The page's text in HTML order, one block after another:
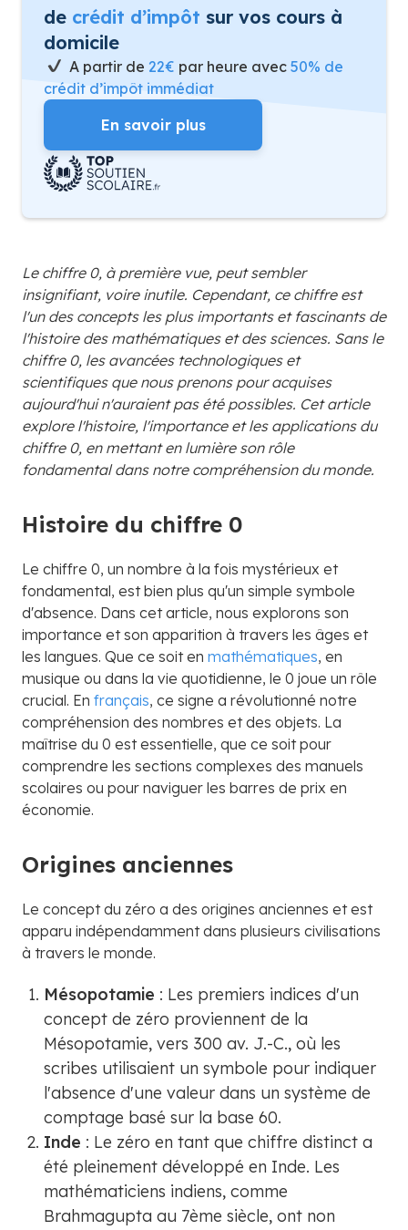
de crédit d’impôt sur vos cours à
domicile
A partir de 22€ par heure avec 50% de
crédit d’impôt immédiat
En savoir plus
Le chiffre 0, à première vue, peut sembler
insignifiant, voire inutile. Cependant, ce chiffre est
l'un des concepts les plus importants et fascinants de
l'histoire des mathématiques et des sciences. Sans le
chiffre 0, les avancées technologiques et
scientifiques que nous prenons pour acquises
aujourd'hui n'auraient pas été possibles. Cet article
explore l'histoire, l'importance et les applications du
chiffre 0, en mettant en lumière son rôle
fondamental dans notre compréhension du monde.
Histoire du chiffre 0
Le chiffre 0, un nombre à la fois mystérieux et
fondamental, est bien plus qu'un simple symbole
d'absence. Dans cet article, nous explorons son
importance et son apparition à travers les âges et
les langues. Que ce soit en mathématiques, en
musique ou dans la vie quotidienne, le 0 joue un rôle
crucial. En français, ce signe a révolutionné notre
compréhension des nombres et des objets. La
maîtrise du 0 est essentielle, que ce soit pour
comprendre les sections complexes des manuels
scolaires ou pour naviguer les barres de prix en
économie.
Origines anciennes
Le concept du zéro a des origines anciennes et est
apparu indépendamment dans plusieurs civilisations
à travers le monde.
Mésopotamie : Les premiers indices d'un
concept de zéro proviennent de la
Mésopotamie, vers 300 av. J.-C., où les
scribes utilisaient un symbole pour indiquer
l'absence d'une valeur dans un système de
comptage basé sur la base 60.
Inde : Le zéro en tant que chiffre distinct a
été pleinement développé en Inde. Les
mathématiciens indiens, comme
Brahmagupta au 7ème siècle, ont non